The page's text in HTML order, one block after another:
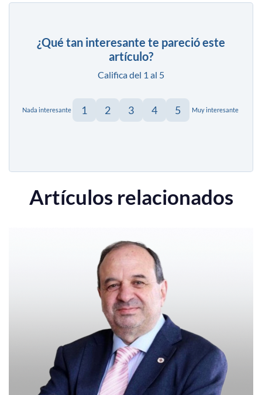
¿Qué tan interesante te pareció este
artículo?
Califica del 1 al 5
Nada interesante 1 2 3 4 5 Muy interesante
Artículos relacionados